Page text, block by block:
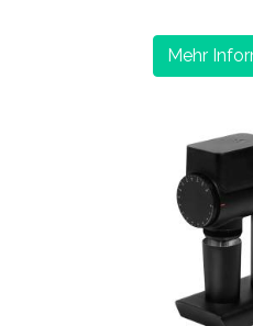
Mehr